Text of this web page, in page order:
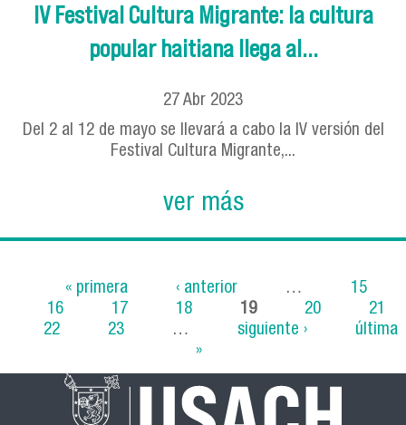
IV Festival Cultura Migrante: la cultura
popular haitiana llega al...
27 Abr 2023
Del 2 al 12 de mayo se llevará a cabo la IV versión del
Festival Cultura Migrante,...
ver más
Páginas
« primera ‹ anterior …
15
16
17 18 19 20
21
22
23 … siguiente ›
última
»